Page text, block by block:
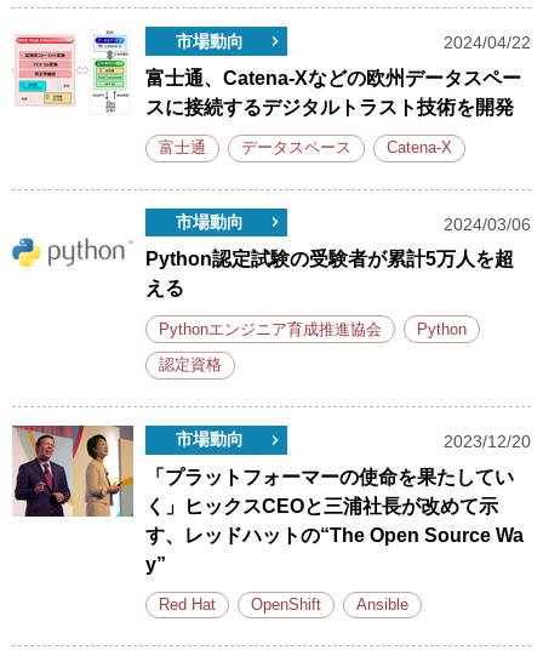
市場動向 2024/04/22
富士通、Catena-Xなどの欧州データスペー
スに接続するデジタルトラスト技術を開発
富士通 データスペース Catena-X
市場動向 2024/03/06
Python認定試験の受験者が累計5万人を超
える
Pythonエンジニア育成推進協会 Python
認定資格
市場動向 2023/12/20
「プラットフォーマーの使命を果たしてい
く」ヒックスCEOと三浦社長が改めて示
す、レッドハットの“The Open Source Wa
y”
Red Hat OpenShift Ansible